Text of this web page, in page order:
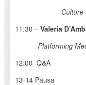
Culture
11:30 – Valeria
Platforming
12:00 Q&A
13-14 Pausa